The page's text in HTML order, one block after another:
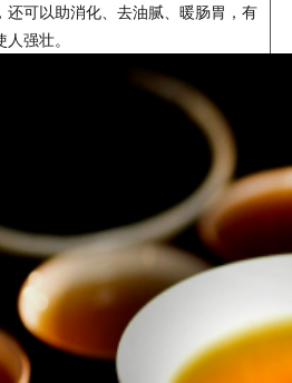
可以助消化、去油腻、暖肠胃，有
强壮。